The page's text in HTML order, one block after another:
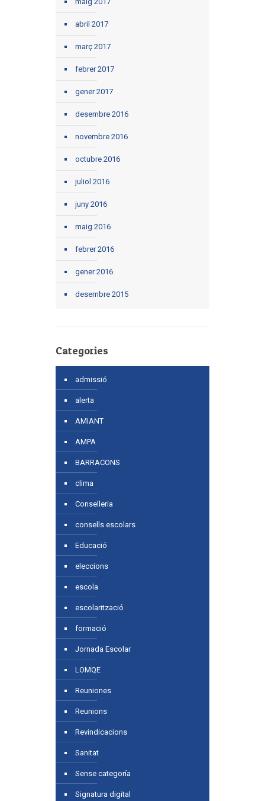
abril 2017
març 2017
febrer 2017
gener 2017
desembre 2016
novembre 2016
octubre 2016
juliol 2016
juny 2016
maig 2016
febrer 2016
gener 2016
desembre 2015
Categories
admissió
alerta
AMIANT
AMPA
BARRACONS
clima
Conselleria
consells escolars
Educació
eleccions
escola
escolarització
formació
Jornada Escolar
LOMQE
Reuniones
Reunions
Revindicacions
Sanitat
Sense categoría
Signatura digital